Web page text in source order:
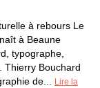
à rebours Le
à Beaune
typographe,
Thierry Bouchard
de...
Lire la